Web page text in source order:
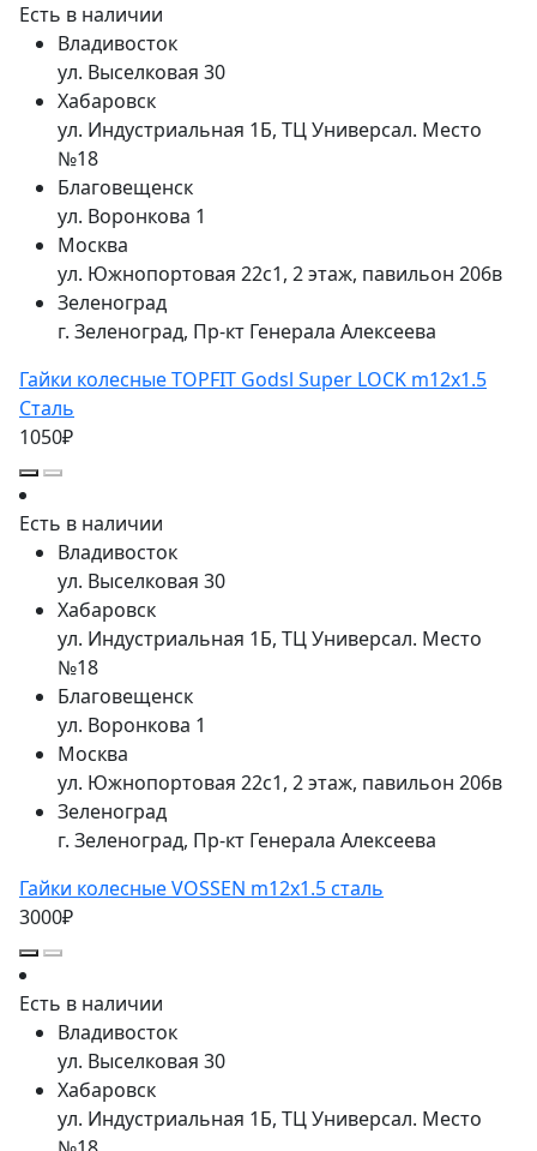
Есть в наличии
Владивосток
ул. Выселковая 30
Хабаровск
ул. Индустриальная 1Б, ТЦ Универсал. Место
№18
Благовещенск
ул. Воронкова 1
Москва
ул. Южнопортовая 22с1, 2 этаж, павильон 206в
Зеленоград
г. Зеленоград, Пр-кт Генерала Алексеева
Гайки колесные TOPFIT Godsl Super LOCK m12x1.5
Сталь
1050₽
Есть в наличии
Владивосток
ул. Выселковая 30
Хабаровск
ул. Индустриальная 1Б, ТЦ Универсал. Место
№18
Благовещенск
ул. Воронкова 1
Москва
ул. Южнопортовая 22с1, 2 этаж, павильон 206в
Зеленоград
г. Зеленоград, Пр-кт Генерала Алексеева
Гайки колесные VOSSEN m12x1.5 сталь
3000₽
Есть в наличии
Владивосток
ул. Выселковая 30
Хабаровск
ул. Индустриальная 1Б, ТЦ Универсал. Место